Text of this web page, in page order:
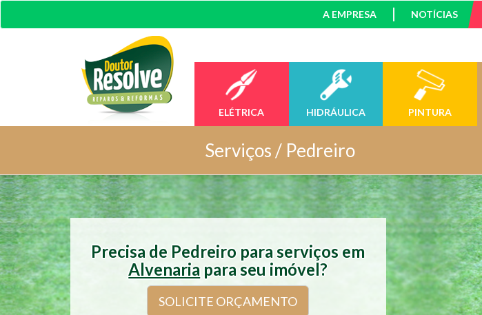
A EMPRESA NOTÍCIAS
ELÉTRICA HIDRÁULICA PINTURA
Serviços / Pedreiro
Precisa de Pedreiro para serviços em
Alvenaria para seu imóvel?
SOLICITE ORÇAMENTO